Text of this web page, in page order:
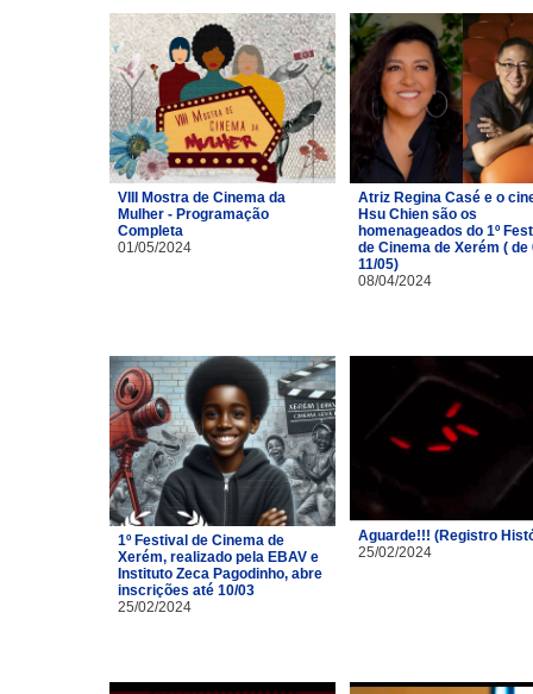
VIII Mostra de Cinema da
Mulher - Programação
Completa
01/05/2024
Atriz Regina Casé e o
Hsu Chien são os
homenageados do 1º
de Cinema de Xerém ( de
11/05)
08/04/2024
1º Festival de Cinema de
Xerém, realizado pela EBAV e
Instituto Zeca Pagodinho, abre
inscrições até 10/03
25/02/2024
Aguarde!!! (Registro
25/02/2024